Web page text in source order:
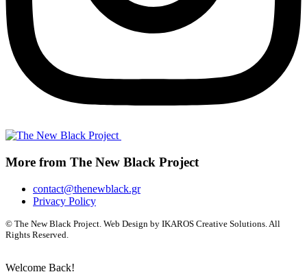
More from The New Black Project
contact@thenewblack.gr
Privacy Policy
© The New Black Project. Web Design by IKAROS Creative Solutions. All
Rights Reserved.
Welcome Back!